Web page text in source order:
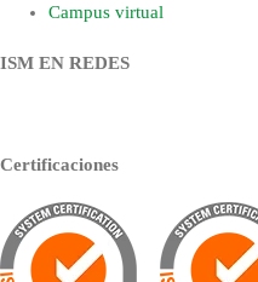
Campus virtual
ISM EN REDES
Certificaciones